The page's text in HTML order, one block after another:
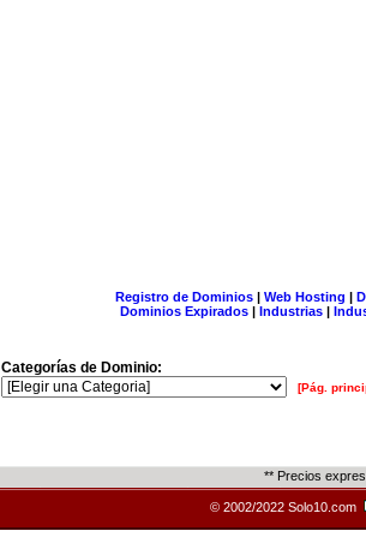
Registro de Dominios| Web Hosting |
Dominios Expirados | Industrias |
Categorías de Dominio:
[Pág.
** Precios
© 2002/2022 Solo10.com